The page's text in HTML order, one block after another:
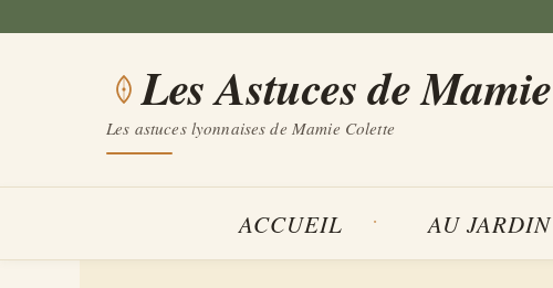
Les Astuces de Mamie
Les astuces lyonnaises de Mamie Colette
ACCUEIL AU JARDIN